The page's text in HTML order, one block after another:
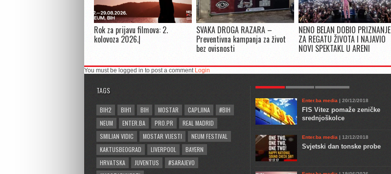
Rok za prijavu filmova: 2.
kolovoza 2026.|
SVAKA DROGA RAZARA –
Preventivna kampanja za život
bez ovisnosti
NENO BELAN DOBIO PRIZNANJE
ZA REGATU ŽIVOTA I NAJAVIO
NOVI SPEKTAKL U ARENI
You must be logged in to post a comment Login
TAGS
BIH2 BIH1 BIH MOSTAR CAPLJINA
#BIH
NEUM
ENTER.BA PRO.PR
REAL MADRID
SMILJAN VIDIC
MOSTAR VIJESTI
NEUM FESTIVAL
KAKTUSBEOGRAD
LIVERPOOL
BAYERN
HRVATSKA
JUVENTUS
#SARAJEVO
Enter.ba media | 20/12/2018
FIS Vitez pomaže zeničke
srednjoškolce
Enter.ba media | 12/12/2018
Svjetski dan tonske probe